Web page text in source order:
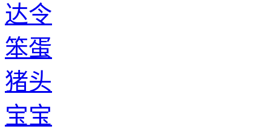
达令
笨蛋
猪头
宝宝